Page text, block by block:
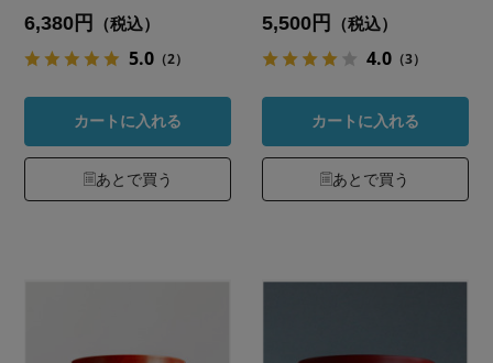
6,380円 （税込）
5.0 （2）
カートに入れる
あとで買う
5,500円 （税込）
4.0 （3）
カートに入れる
あとで買う